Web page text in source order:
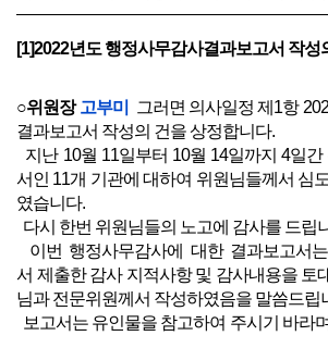
[1]2022년도 행정사무감사결과보고서 작성
○위원장고부미
그러면 의사일정 제1항
결과보고서 작성의 건을 상정합니다.
지난 10월 11일부터 10월 14일까지 4일
서인 11개 기관에 대하여 위원님들께서 심
였습니다.
다시 한번 위원님들의 노고에 감사를 드립
이번 행정사무감사에 대한 결과보고서
서 제출한 감사 지적사항 및 감사내용을 토
님과 전문위원께서 작성하였음을 말씀드립
보고서는 유인물을 참고하여 주시기 바라